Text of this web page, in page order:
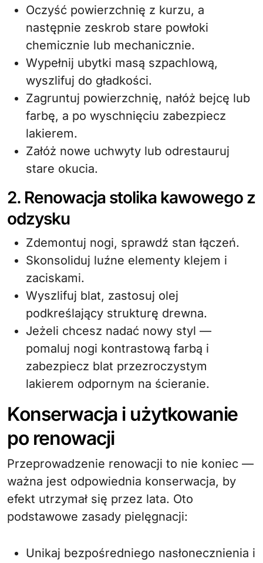
Oczyść powierzchnię z kurzu, a
następnie zeskrob stare powłoki
chemicznie lub mechanicznie.
Wypełnij ubytki masą szpachlową,
wyszlifuj do gładkości.
Zagruntuj powierzchnię, nałóż bejcę lub
farbę, a po wyschnięciu zabezpiecz
lakierem.
Załóż nowe uchwyty lub odrestauruj
stare okucia.
2. Renowacja stolika kawowego z
odzysku
Zdemontuj nogi, sprawdź stan łączeń.
Skonsoliduj luźne elementy klejem i
zaciskami.
Wyszlifuj blat, zastosuj olej
podkreślający strukturę drewna.
Jeżeli chcesz nadać nowy styl —
pomaluj nogi kontrastową farbą i
zabezpiecz blat przezroczystym
lakierem odpornym na ścieranie.
Konserwacja i użytkowanie
po renowacji
Przeprowadzenie renowacji to nie koniec —
ważna jest odpowiednia konserwacja, by
efekt utrzymał się przez lata. Oto
podstawowe zasady pielęgnacji:
Unikaj bezpośredniego nasłonecznienia i